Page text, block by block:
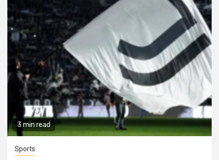
3 min read
Sports